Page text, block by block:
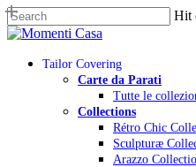
Skip
to
content
Hit
Close
Menu
Tailor Covering
Carte da Parati
Tutte le
Collections
Rétro Chic
Sculpturæ
Arazzo